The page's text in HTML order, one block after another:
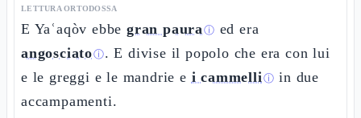
LETTURA ORTODOSSA
E Yaʿaqòv ebbe gran pauraⓘ ed era
angosciatoⓘ. E divise il popolo che era con lui
e le greggi e le mandrie e i cammelliⓘ in due
accampamenti.